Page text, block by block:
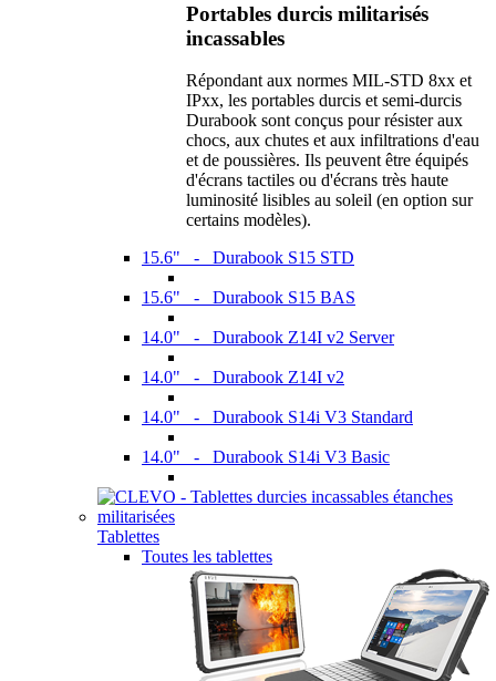
Portables durcis militarisés
incassables
Répondant aux normes MIL-STD 8xx et
IPxx, les portables durcis et semi-durcis
Durabook sont conçus pour résister aux
chocs, aux chutes et aux infiltrations d'eau
et de poussières. Ils peuvent être équipés
d'écrans tactiles ou d'écrans très haute
luminosité lisibles au soleil (en option sur
certains modèles).
15.6" - Durabook S15 STD
15.6" - Durabook S15 BAS
14.0" - Durabook Z14I v2 Server
14.0" - Durabook Z14I v2
14.0" - Durabook S14i V3 Standard
14.0" - Durabook S14i V3 Basic
Tablettes
Toutes les tablettes